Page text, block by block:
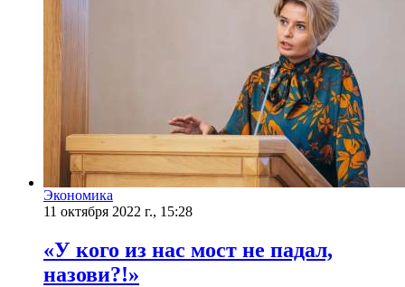
Экономика
11 октября 2022 г., 15:28
«У кого из нас мост не падал,
назови?!»